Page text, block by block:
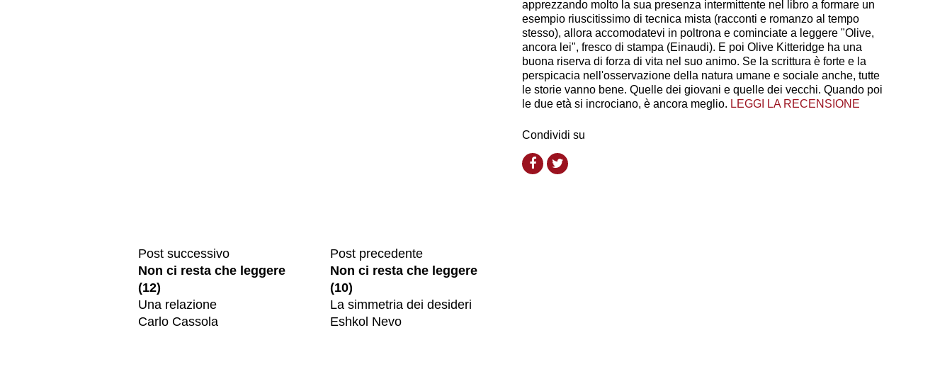
apprezzando molto la sua presenza intermittente nel libro a formare un
esempio riuscitissimo di tecnica mista (racconti e romanzo al tempo
stesso), allora accomodatevi in poltrona e cominciate a leggere "Olive,
ancora lei", fresco di stampa (Einaudi). E poi Olive Kitteridge ha una
buona riserva di forza di vita nel suo animo. Se la scrittura è forte e la
perspicacia nell'osservazione della natura umane e sociale anche, tutte
le storie vanno bene. Quelle dei giovani e quelle dei vecchi. Quando poi
le due età si incrociano, è ancora meglio. LEGGI LA RECENSIONE
Condividi su
Post successivo
Non ci resta che leggere
(12)
Una relazione
Carlo Cassola
Post precedente
Non ci resta che leggere
(10)
La simmetria dei desideri
Eshkol Nevo